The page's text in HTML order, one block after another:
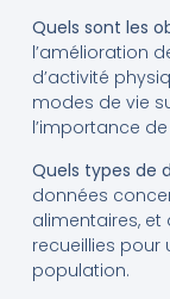
Quels sont les
l’amélioration
d’activité
modes de vie
l’importance
Quels types de
données
alimentaires, et
recueillies pour
population.